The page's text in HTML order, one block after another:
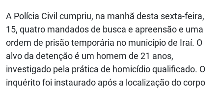
A Polícia Civil cumpriu, na manhã desta sexta-feira,
15, quatro mandados de busca e apreensão e uma
ordem de prisão temporária no município de Iraí. O
alvo da detenção é um homem de 21 anos,
investigado pela prática de homicídio qualificado. O
inquérito foi instaurado após a localização do corpo